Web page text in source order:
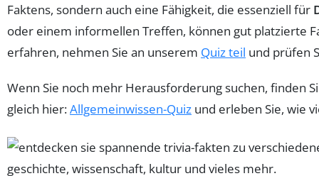
Faktens, sondern auch eine Fähigkeit, die essenziell für
oder einem informellen Treffen, können gut platzierte
erfahren, nehmen Sie an unserem Quiz teil und prüfen
Wenn Sie noch mehr Herausforderung suchen, finden
gleich hier:Allgemeinwissen-Quiz und erleben Sie, wie